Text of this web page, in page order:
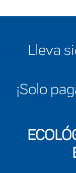
Lleva
¡Solo